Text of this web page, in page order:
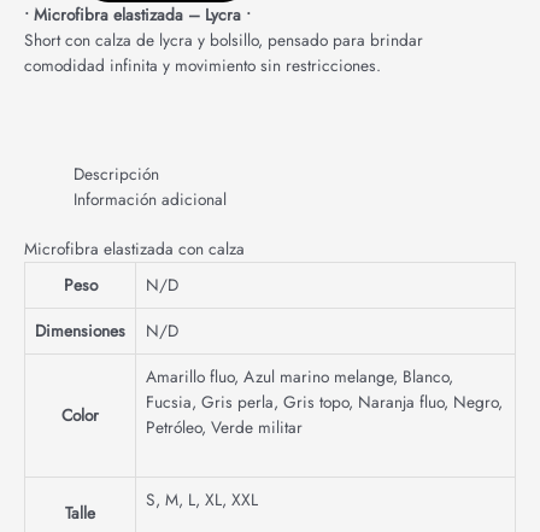
• Microfibra elastizada – Lycra •
Short con calza de lycra y bolsillo, pensado para brindar
comodidad infinita y movimiento sin restricciones.
Descripción
Información adicional
Microfibra elastizada con calza
Peso
N/D
Dimensiones
N/D
Color
Amarillo fluo, Azul marino melange, Blanco,
Fucsia, Gris perla, Gris topo, Naranja fluo, Negro,
Petróleo, Verde militar
Talle
S, M, L, XL, XXL